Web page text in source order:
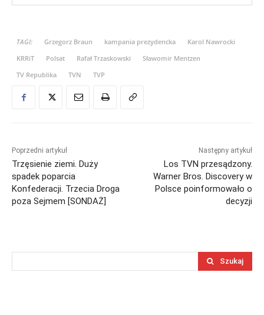
TAGI: Grzegorz Braun kampania prezydencka
Karol Nawrocki
KRRiT
Polsat Rafał Trzaskowski
Sławomir Mentzen
TV Republika
TVN TVP
Poprzedni artykuł
Trzęsienie ziemi. Duży
spadek poparcia
Konfederacji. Trzecia Droga
poza Sejmem [SONDAŻ]
Następny artykuł
Los TVN przesądzony.
Warner Bros. Discovery w
Polsce poinformowało o
decyzji
Szukaj